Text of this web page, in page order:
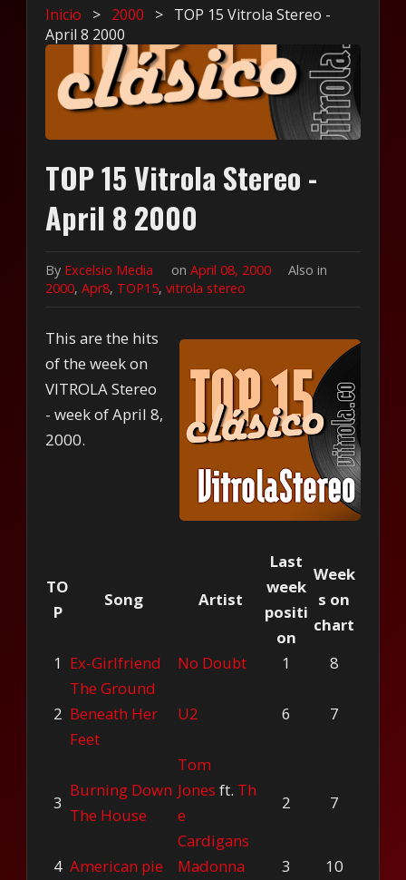
Inicio > 2000 > TOP 15 Vitrola Stereo -
April 8 2000
TOP 15 Vitrola Stereo -
April 8 2000
By Excelsio Media on April 08, 2000
Also in
2000,Apr8, TOP15,vitrola stereo
This are the hits
of the week on
VITROLA Stereo
- week of April 8,
2000.
TO
P
Song Artist
Last
week
positi
on
Week
s on
chart
1 Ex-Girlfriend No Doubt 1 8
2
The Ground
Beneath Her
Feet
U2 6 7
3
Burning Down
The House
Tom
Jones ft. Th
e
Cardigans
2 7
4 American pie Madonna 3
10